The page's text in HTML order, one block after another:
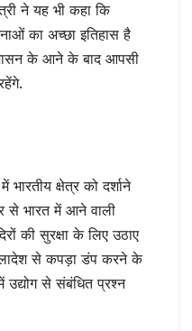
ने यह भी कहा कि
का अच्छा इतिहास है
के आने के बाद आपसी
क्षेत्र को दर्शाने
से भारत में आने वाली
की सुरक्षा के लिए उठाए
से कपड़ा डंप करने के
उद्योग से संबंधित प्रश्न